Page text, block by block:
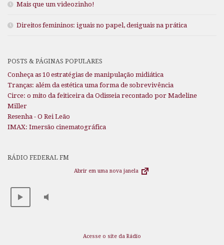
Mais que um videozinho!
Direitos femininos: iguais no papel, desiguais na prática
POSTS & PÁGINAS POPULARES
Conheça as 10 estratégias de manipulação midiática
Tranças: além da estética uma forma de sobrevivência
Circe: o mito da feiticeira da Odisseia recontado por Madeline
Miller
Resenha - O Rei Leão
IMAX: Imersão cinematográfica
RÁDIO FEDERAL FM
Abrir em uma nova janela
Acesse o site da Rádio